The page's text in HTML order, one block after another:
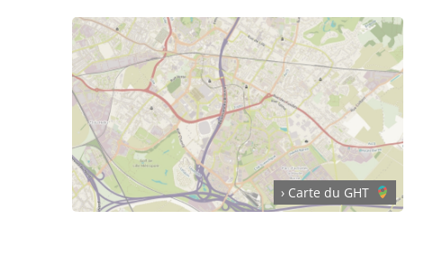
› Carte du GHT